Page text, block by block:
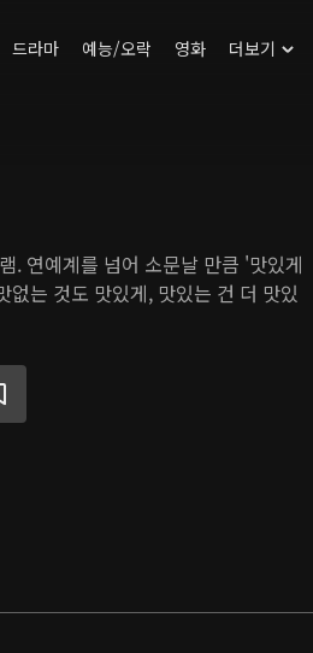
드라마 예능/오락 영화 더보기
. 연예계를 넘어 소문날 만큼 '맛있게
는 것도 맛있게, 맛있는 건 더 맛있